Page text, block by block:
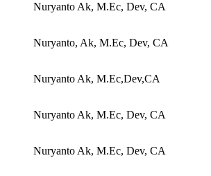
Nuryanto Ak, M.Ec, Dev, CA
Nuryanto, Ak, M.Ec, Dev, CA
Nuryanto Ak, M.Ec,Dev,CA
Nuryanto Ak, M.Ec, Dev, CA
Nuryanto Ak, M.Ec, Dev, CA